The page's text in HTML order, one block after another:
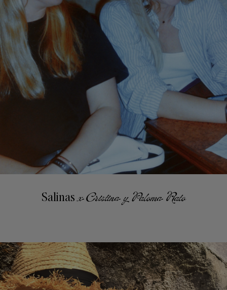
Salinasx Cristina y Paloma Rato